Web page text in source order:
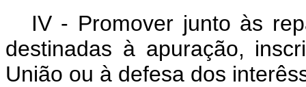
IV - Promover junto às
destinadas à apuração,
União ou à defesa dos